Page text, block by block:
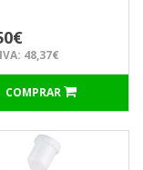
48,37€
COMPRAR